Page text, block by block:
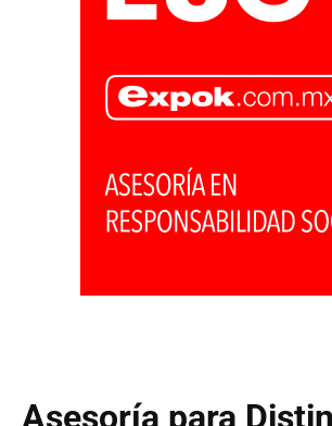
Asesoría para